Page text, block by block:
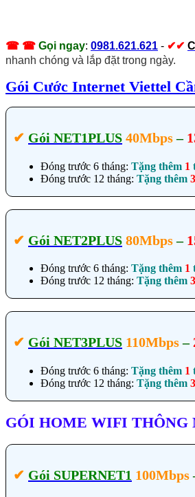
☎ ☎ Gọi ngay: 0981.621.621 - ✔✔ C
nhanh chóng và lắp đặt trong ngày.
Gói Cước Internet Viettel
✔‎ Gói NET1PLUS 40Mbps–
Đóng trước 6 tháng: Tặng thêm 1
Đóng trước 12 tháng: Tặng thêm 3
✔‎ Gói NET2PLUS 80Mbps–
Đóng trước 6 tháng: Tặng thêm 1
Đóng trước 12 tháng: Tặng thêm 3
✔‎ Gói NET3PLUS 110Mbps–
Đóng trước 6 tháng: Tặng thêm 1
Đóng trước 12 tháng: Tặng thêm 3
GÓI HOME WIFI THÔNG
✔‎ Gói SUPERNET1 100Mbps